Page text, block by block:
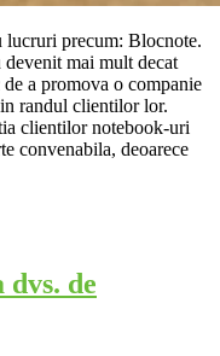
lucruri precum: Blocnote.
mai mult decat
a promova o companie
randul clientilor lor.
clientilor notebook-uri
convenabila, deoarece
dvs. de